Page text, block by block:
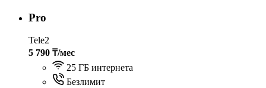
Pro
Tele2
5 790 ₸/мес
25 ГБ интернета
Безлимит